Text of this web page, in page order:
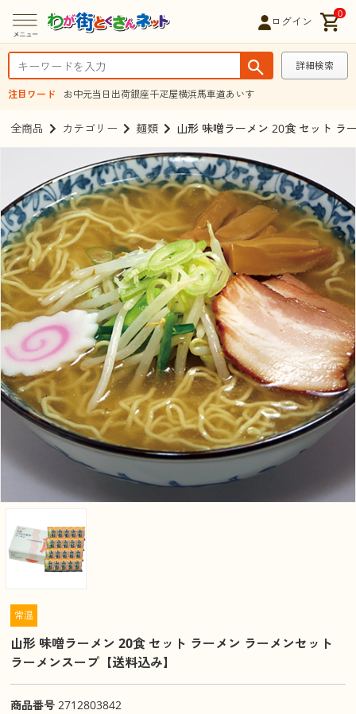
ログイン
0
詳細検索
注目ワード お中元当日出荷銀座千疋屋横浜馬車道あいす
全商品 カテゴリー 麺類 山形 味噌ラーメン 20食 セット ラ
常温
山形 味噌ラーメン 20食 セット ラーメン ラーメンセット
ラーメンスープ【送料込み】
商品番号 2712803842